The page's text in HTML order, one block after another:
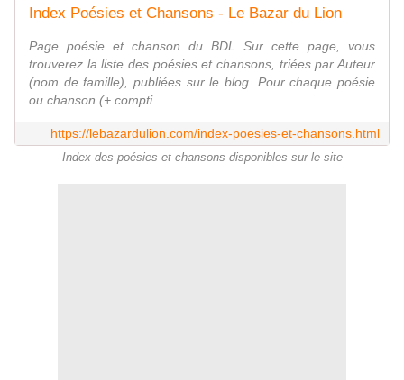
Index Poésies et Chansons - Le Bazar du Lion
Page poésie et chanson du BDL Sur cette page, vous
trouverez la liste des poésies et chansons, triées par Auteur
(nom de famille), publiées sur le blog. Pour chaque poésie
ou chanson (+ compti...
https://lebazardulion.com/index-poesies-et-chansons.html
Index des poésies et chansons disponibles sur le site